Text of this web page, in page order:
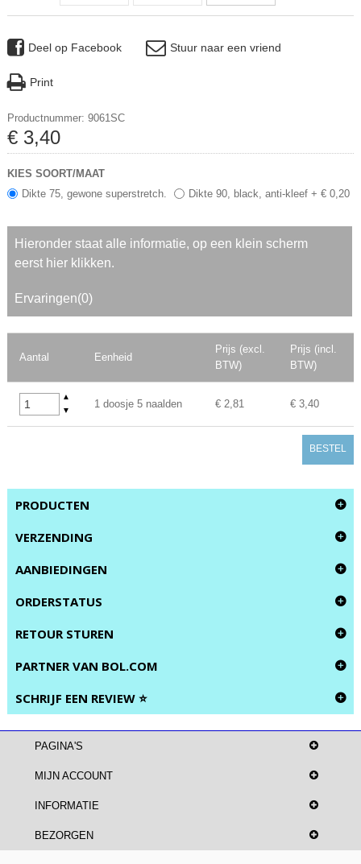
Deel op Facebook Stuur naar een vriend
Print
Productnummer: 9061SC
€ 3,40
KIES SOORT/MAAT
Dikte 75, gewone superstretch.
Dikte 90, black, anti-kleef + € 0,20
Hieronder staat alle informatie, op een klein scherm
eerst hier klikken.
Ervaringen(0)
Aantal Eenheid
Prijs (excl.
BTW)
Prijs (incl.
BTW)
▲
▼
1 doosje 5 naalden € 2,81 € 3,40
BESTEL
PRODUCTEN
VERZENDING
AANBIEDINGEN
ORDERSTATUS
RETOUR STUREN
PARTNER VAN BOL.COM
SCHRIJF EEN REVIEW ⭐
PAGINA'S
MIJN ACCOUNT
INFORMATIE
BEZORGEN